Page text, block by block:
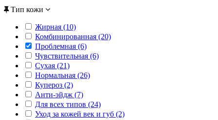
Тип кожи
Жирная (10)
Комбинированная (20)
Проблемная (6)
Чувствительная (6)
Сухая (21)
Нормальная (26)
Купероз (2)
Анти-эйдж (7)
Для всех типов (24)
Уход за кожей век и губ (2)